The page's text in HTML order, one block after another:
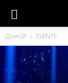
Домой EVENTS